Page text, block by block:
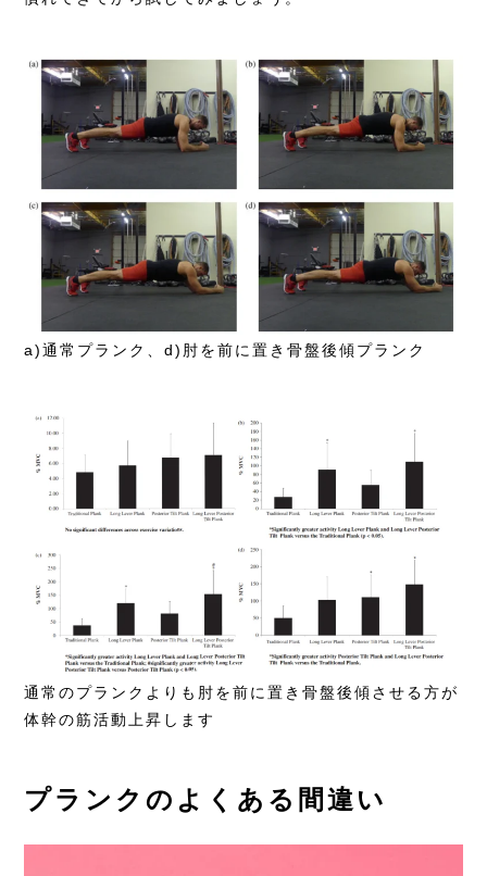
a)通常プランク、d)肘を前に置き骨盤後傾プランク
通常のプランクよりも肘を前に置き骨盤後傾させる方が
体幹の筋活動上昇します
プランクのよくある間違い